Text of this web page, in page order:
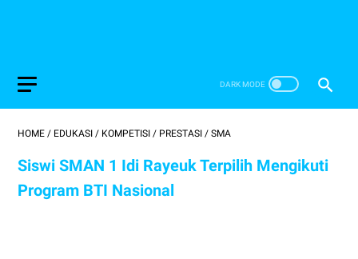
HOME / EDUKASI / KOMPETISI / PRESTASI / SMA
Siswi SMAN 1 Idi Rayeuk Terpilih Mengikuti
Program BTI Nasional